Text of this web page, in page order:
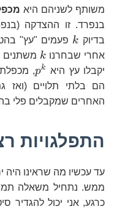
משותף לשניהם היא
בנפרד. זו ההצדקה
בדיוק k פעמים "עץ"
k}
אחרי שבחרנו k משתנים
יקבלו עץ היא
pk
,
הם בלתי תלויים (ואז
n-
k
האחרים שמקבלים פליq
התפלגויות
עד עכשיו מה שראינו היה
ממש. נתחיל משאלה
כרגע, אני יכול להגדיר